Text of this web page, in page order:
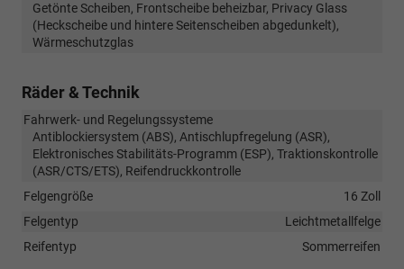
Getönte Scheiben, Frontscheibe beheizbar, Privacy Glass
(Heckscheibe und hintere Seitenscheiben abgedunkelt),
Wärmeschutzglas
Räder & Technik
Fahrwerk- und Regelungssysteme
Antiblockiersystem (ABS), Antischlupfregelung (ASR),
Elektronisches Stabilitäts-Programm (ESP), Traktionskontrolle
(ASR/CTS/ETS), Reifendruckkontrolle
Felgengröße
16 Zoll
Felgentyp
Leichtmetallfelge
Reifentyp
Sommerreifen